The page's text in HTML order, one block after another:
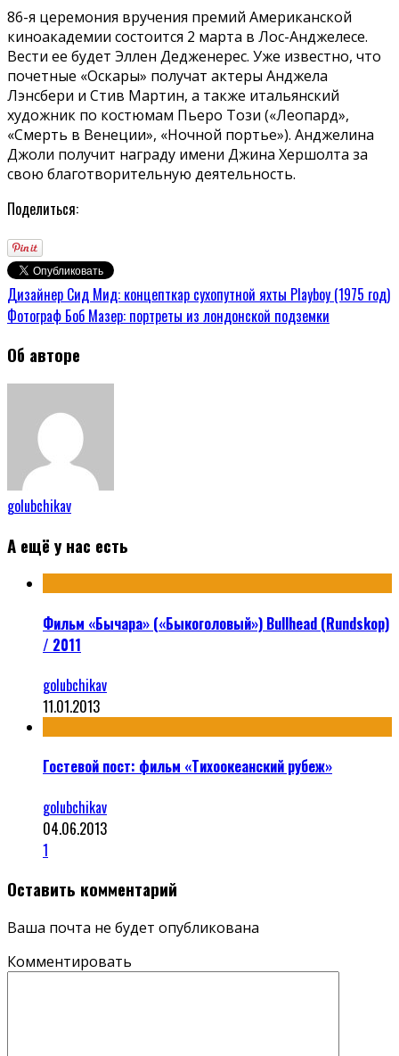
86-я церемония вручения премий Американской
киноакадемии состоится 2 марта в Лос-Анджелесе.
Вести ее будет Эллен Дедженерес. Уже известно, что
почетные «Оскары» получат актеры Анджела
Лэнсбери и Стив Мартин, а также итальянский
художник по костюмам Пьеро Този («Леопард»,
«Смерть в Венеции», «Ночной портье»). Анджелина
Джоли получит награду имени Джина Хершолта за
свою благотворительную деятельность.
Поделиться:
Дизайнер Сид Мид: концепткар сухопутной яхты Playboy (1975 год)
Фотограф Боб Мазер: портреты из лондонской подземки
Об авторе
golubchikav
А ещё у нас есть
Фильм «Бычара» («Быкоголовый») Bullhead (Rundskop)
/ 2011
golubchikav
11.01.2013
Гостевой пост: фильм «Тихоокеанский рубеж»
golubchikav
04.06.2013
1
Оставить комментарий
Ваша почта не будет опубликована
Комментировать